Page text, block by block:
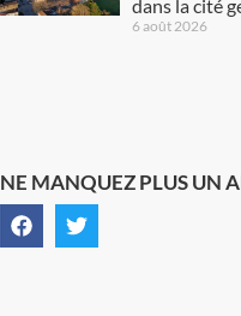
dans la cité
6 août 2026
NE MANQUEZ PLUS UN